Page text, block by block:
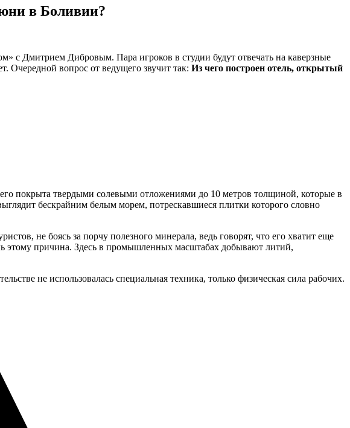
в Боливии?
с Дмитрием Дибровым. Пара игроков в студии будут отвечать на каверзные
Очередной вопрос от ведущего звучит так: Из чего построен отель, открытый
покрыта твердыми солевыми отложениями до 10 метров толщиной, которые в
бескрайним белым морем, потрескавшиеся плитки которого словно
не боясь за порчу полезного минерала, ведь говорят, что его хватит еще
этому причина. Здесь в промышленных масштабах добывают литий,
не использовалась специальная техника, только физическая сила рабочих.